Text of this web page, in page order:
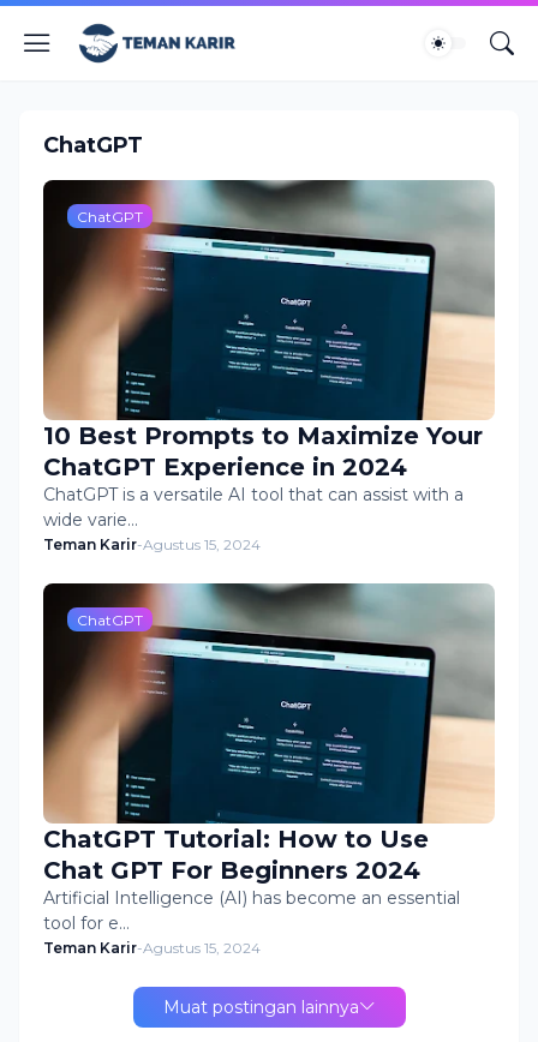
ChatGPT
ChatGPT
10 Best Prompts to Maximize Your
ChatGPT Experience in 2024
ChatGPT is a versatile AI tool that can assist with a
wide varie…
Teman Karir-Agustus 15, 2024
ChatGPT
ChatGPT Tutorial: How to Use
Chat GPT For Beginners 2024
Artificial Intelligence (AI) has become an essential
tool for e…
Teman Karir-Agustus 15, 2024
Muat postingan lainnya